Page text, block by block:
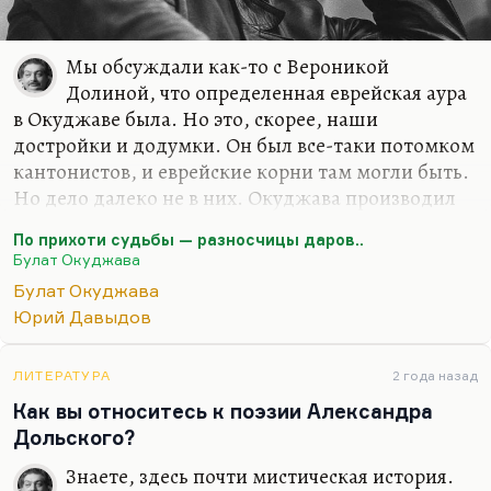
Мы обсуждали как-то с Вероникой
Долиной, что определенная еврейская аура
в Окуджаве была. Но это, скорее, наши
достройки и додумки. Он был все-таки потомком
кантонистов, и еврейские корни там могли быть.
Но дело далеко не в них. Окуджава производил
немножко совпадает с нашим отношением к
еврейству, но это не совсем так)… Вот у нас в
семинаре по янг-эдалту, когда мы обсуждали
конспирологический роман, появился такой
меньшинства – студентов, поляков, евреев, детей
(кстати говоря, дети – это, безусловно, янг эдалт,
безусловно, конспирология, дети всегда
заговорщики, они всегда против нас что-то
По прихоти судьбы — разносчицы даров..
Булат Окуджава
Булат Окуджава
Юрий Давыдов
ЛИТЕРАТУРА 2 года назад
Как вы относитесь к поэзии Александра
Дольского?
Знаете, здесь почти мистическая история.